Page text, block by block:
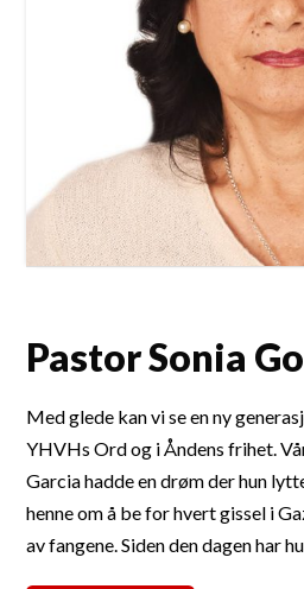
Pastor Sonia
Med glede kan vi se en ny
YHVHs Ord og i Åndens frihet.
Garcia hadde en drøm der hun
henne om å be for hvert gissel i
av fangene. Siden den dagen har